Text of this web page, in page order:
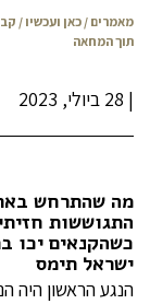
מאמרים / כאן ועכשיו /
תוך המחאה
| 28 ביולי, 2023
מה שהתרחש
התגוששות
כשהקנאים יכו
ישראל תימס
הנגע הראשון היה